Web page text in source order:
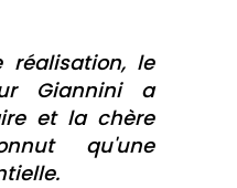
réalisation, le
Giannini a
et la chère
qu'une